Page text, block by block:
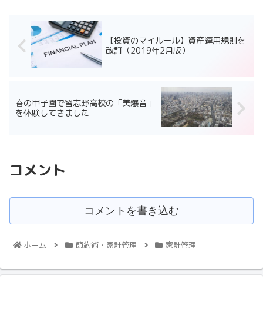
【投資のマイルール】資産運用規則を
改訂（2019年2月版）
春の甲子園で習志野高校の「美爆音」
を体験してきました
コメント
コメントを書き込む
ホーム 節約術・家計管理 家計管理